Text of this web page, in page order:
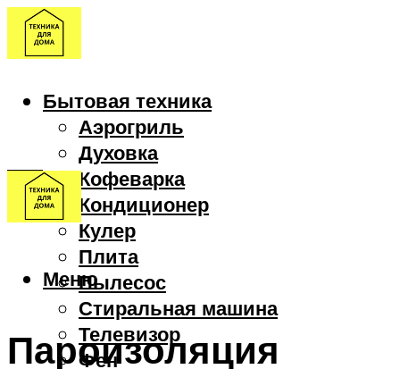
Бытовая техника
Аэрогриль
Духовка
Кофеварка
Кондиционер
Кулер
Плита
Пылесос
Стиральная машина
Телевизор
Фен
Меню
Пароизоляция